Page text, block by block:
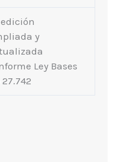
y
Ley Bases
27.742